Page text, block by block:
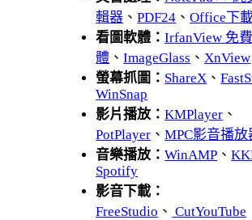
輯器 、PDF24 、Office下
看圖軟體：IrfanView 免
體 、ImageGlass 、 XnView
螢幕抓圖： ShareX 、
WinSnap
影片播放：KMPlayer 、
PotPlayer 、MPC影音播放
音樂播放：WinAMP 、
Spotify
影音下載：
FreeStudio 、 CutYouTube